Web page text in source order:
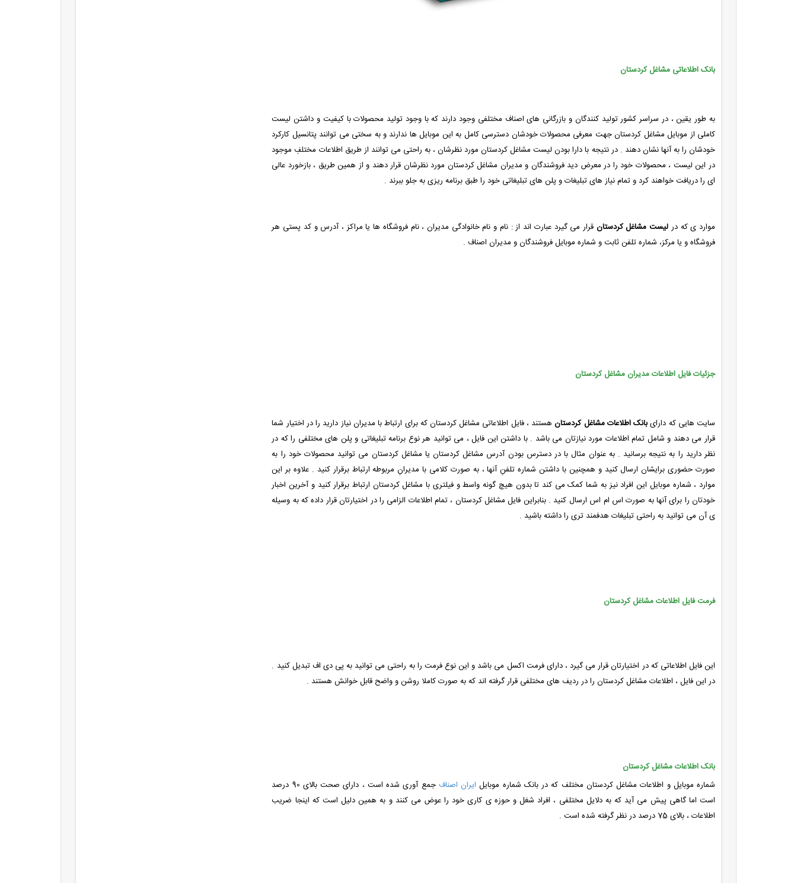
بانک اطلاعاتی مشاغل کردستان
به طور یقین ، در سراسر کشور تولید کنندگان و بازرگانی های اصناف مختلفی وجود دارند که با وجود تولید محصولات با کیفیت و داشتن لیست
کاملی از موبایل مشاغل کردستان جهت معرفی محصولات خودشان دسترسی کامل به این موبایل ها ندارند و به سختی می توانند پتانسیل کارکرد
خودشان را به آنها نشان دهند . در نتیجه با دارا بودن لیست مشاغل کردستان مورد نظرشان ، به راحتی می توانند از طریق اطلاعات مختلفِ موجود
در این لیست ، محصولات خود را در معرض دید فروشندگان و مدیران مشاغل کردستان مورد نظرشان قرار دهند و از همین طریق ، بازخورد عالی
ای را دریافت خواهند کرد و تمام نیاز های تبلیغات و پلن های تبلیغاتی خود را طبق برنامه ریزی به جلو ببرند .
موارد ی که در لیست مشاغل کردستان قرار می گیرد عبارت اند از : نام و نام خانوادگی مدیران ، نام فروشگاه ها یا مراکز ، آدرس و کد پستی هر
فروشگاه و یا مرکز، شماره تلفن ثابت و شماره موبایل فروشندگان و مدیران اصناف .
جزئیات فایل اطلاعات مدیران مشاغل کردستان
سایت هایی که دارایبانک اطلاعات مشاغل کردستان هستند ، فایل اطلاعاتی مشاغل کردستان که برای ارتباط با مدیران نیاز دارید را در اختیار شما
قرار می دهند و شامل تمام اطلاعات مورد نیازتان می باشد . با داشتن این فایل ، می توانید هر نوع برنامه تبلیغاتی و پلن های مختلفی را که در
نظر دارید را به نتیجه برسانید . به عنوان مثال با در دسترس بودن آدرس مشاغل کردستان یا مشاغل کردستان می توانید محصولات خود را به
صورت حضوری برایشان ارسال کنید و همچنین با داشتن شماره تلفنِ آنها ، به صورت کلامی با مدیرانِ مربوطه ارتباط برقرار کنید . علاوه بر این
موارد ، شماره موبایل این افراد نیز به شما کمک می کند تا بدون هیچ گونه واسط و فیلتری با مشاغل کردستان ارتباط برقرار کنید و آخرین اخبار
خودتان را برای آنها به صورت اس ام اس ارسال کنید . بنابراین فایل مشاغل کردستان ، تمام اطلاعات الزامی را در اختیارتان قرار داده که به وسیله
ی آن می توانید به راحتی تبلیغات هدفمند تری را داشته باشید .
فرمت فایل اطلاعات مشاغل کردستان
این فایل اطلاعاتی که در اختیارتان قرار می گیرد ، دارای فرمت اکسل می باشد و این نوع فرمت را به راحتی می توانید به پی دی اف تبدیل کنید .
در این فایل ، اطلاعات مشاغل کردستان را در ردیف های مختلفی قرار گرفته اند که به صورت کاملا روشن و واضح قابل خوانش هستند .
بانک اطلاعات مشاغل کردستان
شماره موبایل و اطلاعات مشاغل کردستان مختلف که در بانک شماره موبایل ایران اصناف
جمع آوری شده است ، دارای صحت بالای 90 درصد
است اما گاهی پیش می آید که به دلایل مختلفی ، افراد شغل و حوزه ی کاری خود را عوض می کنند و به همین دلیل است که اینجا ضریب
اطلاعات ، بالای 75 درصد در نظر گرفته شده است .